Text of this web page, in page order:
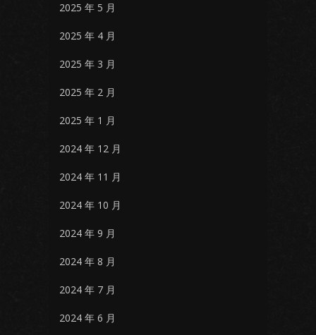
2025 年 5 月
2025 年 4 月
2025 年 3 月
2025 年 2 月
2025 年 1 月
2024 年 12 月
2024 年 11 月
2024 年 10 月
2024 年 9 月
2024 年 8 月
2024 年 7 月
2024 年 6 月